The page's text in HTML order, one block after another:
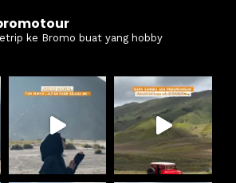
ke Bromo buat yang hobby